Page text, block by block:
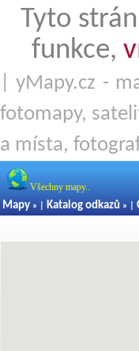
Tyto
funkce,
| yMapy.cz -
fotomapy,
a místa,
Všechny mapy..
Mapy » | Katalog odkazů » |